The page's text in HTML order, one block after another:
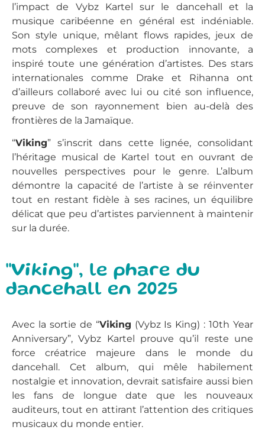
l’impact de Vybz Kartel sur le dancehall et la
musique caribéenne en général est indéniable.
Son style unique, mêlant flows rapides, jeux de
mots complexes et production innovante, a
inspiré toute une génération d’artistes. Des stars
internationales comme Drake et Rihanna ont
d’ailleurs collaboré avec lui ou cité son influence,
preuve de son rayonnement bien au-delà des
frontières de la Jamaïque.
“Viking” s’inscrit dans cette lignée, consolidant
l’héritage musical de Kartel tout en ouvrant de
nouvelles perspectives pour le genre. L’album
démontre la capacité de l’artiste à se réinventer
tout en restant fidèle à ses racines, un équilibre
délicat que peu d’artistes parviennent à maintenir
sur la durée.
"Viking", le phare du
dancehall en 2025
Avec la sortie de “Viking (Vybz Is King) : 10th Year
Anniversary”, Vybz Kartel prouve qu’il reste une
force créatrice majeure dans le monde du
dancehall. Cet album, qui mêle habilement
nostalgie et innovation, devrait satisfaire aussi bien
les fans de longue date que les nouveaux
auditeurs, tout en attirant l’attention des critiques
musicaux du monde entier.